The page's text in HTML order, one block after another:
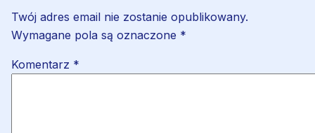
Twój adres email nie zostanie opublikowany.
Wymagane pola są oznaczone *
Komentarz *